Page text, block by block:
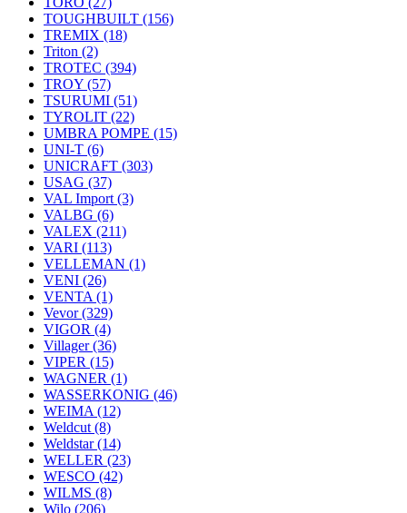
TOUGHBUILT (156)
TREMIX (18)
Triton (2)
TROTEC (394)
TROY (57)
TSURUMI (51)
TYROLIT (22)
UMBRA POMPE (15)
UNI-T (6)
UNICRAFT (303)
USAG (37)
VAL Import (3)
VALBG (6)
VALEX (211)
VARI (113)
VELLEMAN (1)
VENI (26)
VENTA (1)
Vevor(329)
VIGOR (4)
Villager(36)
VIPER (15)
WAGNER (1)
WASSERKONIG (46)
WEIMA (12)
Weldcut (8)
Weldstar(14)
WELLER (23)
WESCO (42)
WILMS (8)
Wilo (206)